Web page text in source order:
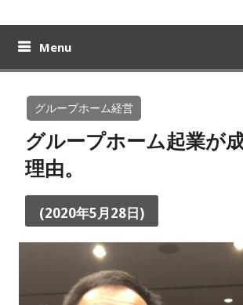
おりーのビジブロ！
Menu
グループホーム経営
グループホーム起業が
理由。
(2020年5月28日)